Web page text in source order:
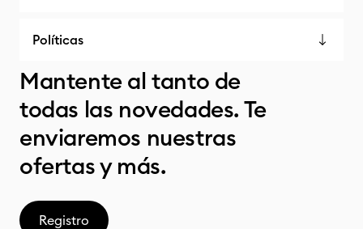
Políticas
Mantente al tanto de
todas las novedades. Te
enviaremos nuestras
ofertas y más.
Registro